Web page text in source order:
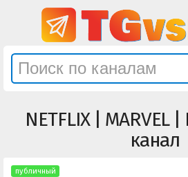
NETFLIX | MARVEL
канал
публичный